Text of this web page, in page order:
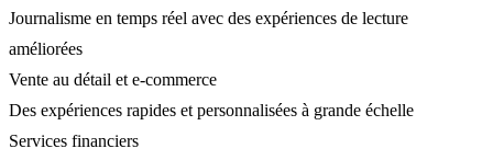
Journalisme en temps réel avec des expériences de lecture
améliorées
Vente au détail et e-commerce
Des expériences rapides et personnalisées à grande échelle
Services financiers